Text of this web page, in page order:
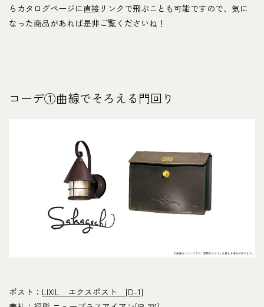
らカタログページに直接リンクで飛ぶことも可能ですので、気に
なった商品があれば是非ご覧くださいね！
コーデ①曲線でそろえる門回り
ポスト： LIXIL エクスポスト [D-1]